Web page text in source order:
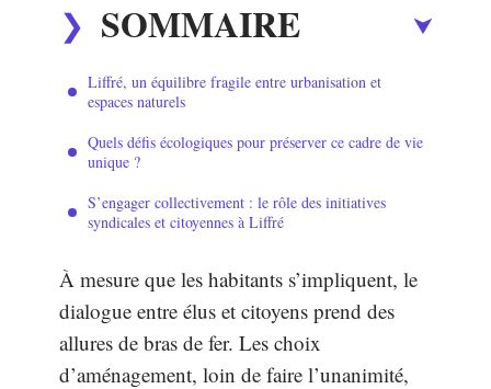
SOMMAIRE
Liffré, un équilibre fragile entre urbanisation et
espaces naturels
Quels défis écologiques pour préserver ce cadre de vie
unique ?
S’engager collectivement : le rôle des initiatives
syndicales et citoyennes à Liffré
À mesure que les habitants s’impliquent, le
dialogue entre élus et citoyens prend des
allures de bras de fer. Les choix
d’aménagement, loin de faire l’unanimité,